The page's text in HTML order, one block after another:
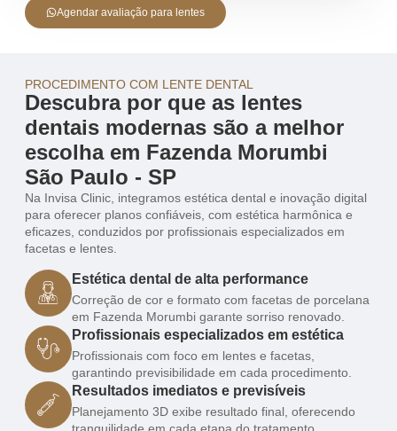
Agendar avaliação para lentes
PROCEDIMENTO COM LENTE DENTAL
Descubra por que as lentes
dentais modernas são a melhor
escolha em Fazenda Morumbi
São Paulo - SP
Na Invisa Clinic, integramos estética dental e inovação digital
para oferecer planos confiáveis, com estética harmônica e
eficazes, conduzidos por profissionais especializados em
facetas e lentes.
Estética dental de alta performance
Correção de cor e formato com facetas de porcelana
em Fazenda Morumbi garante sorriso renovado.
Profissionais especializados em estética
Profissionais com foco em lentes e facetas,
garantindo previsibilidade em cada procedimento.
Resultados imediatos e previsíveis
Planejamento 3D exibe resultado final, oferecendo